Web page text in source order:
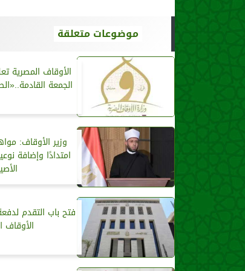
موضوعات متعلقة
الأوقاف المصرية
الجمعة
وزير الأوقاف:
امتدادًا وإضافة
فتح باب التقدم
الأوقاف